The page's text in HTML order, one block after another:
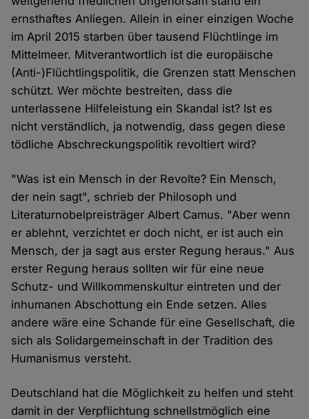
ernsthaftes Anliegen. Allein in einer einzigen Woche
im April 2015 starben über tausend Flüchtlinge im
Mittelmeer. Mitverantwortlich ist die europäische
(Anti-)Flüchtlingspolitik, die Grenzen statt Menschen
schützt. Wer möchte bestreiten, dass die
unterlassene Hilfeleistung ein Skandal ist? Ist es
nicht verständlich, ja notwendig, dass gegen diese
tödliche Abschreckungspolitik revoltiert wird?
"Was ist ein Mensch in der Revolte? Ein Mensch,
der nein sagt", schrieb der Philosoph und
Literaturnobelpreisträger Albert Camus. "Aber wenn
er ablehnt, verzichtet er doch nicht, er ist auch ein
Mensch, der ja sagt aus erster Regung heraus." Aus
erster Regung heraus sollten wir für eine neue
Schutz- und Willkommenskultur eintreten und der
inhumanen Abschottung ein Ende setzen. Alles
andere wäre eine Schande für eine Gesellschaft, die
sich als Solidargemeinschaft in der Tradition des
Humanismus versteht.
Deutschland hat die Möglichkeit zu helfen und steht
damit in der Verpflichtung schnellstmöglich eine